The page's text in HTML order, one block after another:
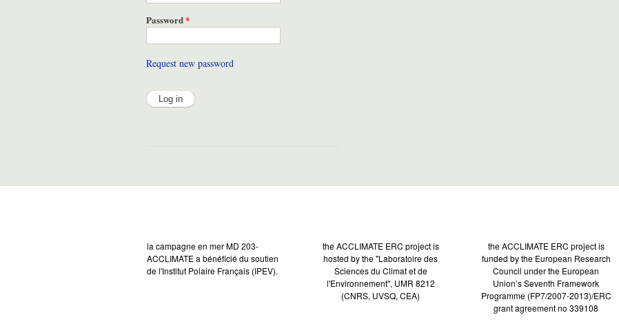
Password*
Request new password
la campagne en mer MD 203-
ACCLIMATE a bénéficié du soutien
de l'Institut Polaire Français (IPEV).
the ACCLIMATE ERC project is
hosted by the "Laboratoire des
Sciences du Climat et de
l'Environnement", UMR 8212
(CNRS, UVSQ, CEA)
the ACCLIMATE ERC project is
funded by the European Research
Council under the European
Union’s Seventh Framework
Programme (FP7/2007-2013)/ERC
grant agreement no 339108